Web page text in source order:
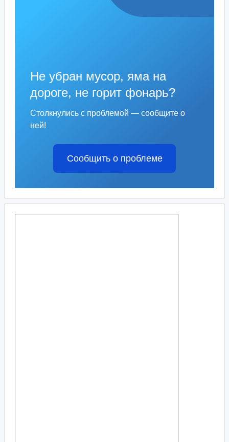
Не убран мусор, яма на
дороге, не горит фонарь?
Столкнулись с проблемой — сообщите о
ней!
Сообщить о проблеме